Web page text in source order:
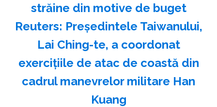
străine din motive de buget
Reuters: Preşedintele Taiwanului,
Lai Ching-te, a coordonat
exerciţiile de atac de coastă din
cadrul manevrelor militare Han
Kuang